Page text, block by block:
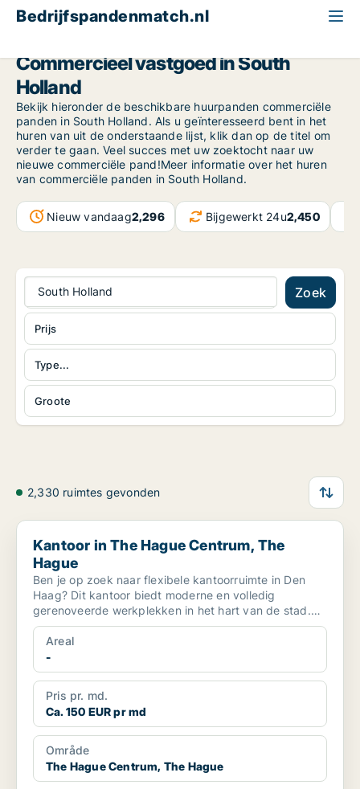
Bedrijfspandenmatch.nl
Commercieel vastgoed in South
Holland
Bekijk hieronder de beschikbare huurpanden commerciële
panden in South Holland. Als u geïnteresseerd bent in het
huren van uit de onderstaande lijst, klik dan op de titel om
verder te gaan. Veel succes met uw zoektocht naar uw
nieuwe commerciële pand!Meer informatie over het huren
van commerciële panden in South Holland.
Nieuw vandaag2,296 Bijgewerkt 24u2,450
South Holland Zoek
Type...
Groote
Prijs
2,330 ruimtes gevonden
Kantoor in The Hague Centrum, The Hague
Kantoor in The Hague Centrum, The
Hague
Ben je op zoek naar flexibele kantoorruimte in Den
Haag? Dit kantoor biedt moderne en volledig
gerenoveerde werkplekken in het hart van de stad.
Gelegen aan ...
Areal
-
Pris pr. md.
Ca. 150 EUR pr md
Område
The Hague Centrum, The Hague